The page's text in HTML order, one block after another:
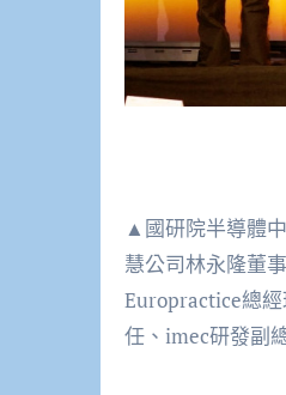
▲國研院半導體
慧公司林永隆董
Europractice總
任、imec研發副